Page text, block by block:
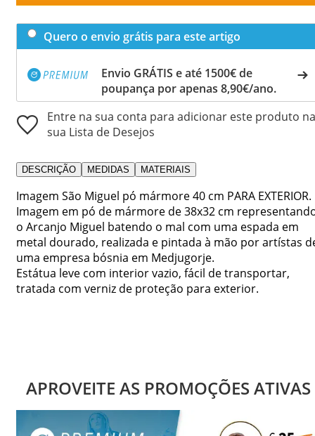
Quero o envio grátis para este artigo
Envio GRÁTIS e até 1500€ de
poupança por apenas 8,90€/ano.
Entre na sua conta para adicionar este produto na
sua Lista de Desejos
DESCRIÇÃO MEDIDAS MATERIAIS
Imagem São Miguel pó mármore 40 cm PARA EXTERIOR.
Imagem em pó de mármore de 38x32 cm
o Arcanjo Miguel batendo o mal com uma espada em
metal dourado, realizada e pintada à mão por artístas
uma empresa bósnia em Medjugorje.
Estátua leve com interior vazio, fácil de transportar,
tratada com verniz de proteção para exterior.
APROVEITE AS PROMOÇÕES ATIVAS